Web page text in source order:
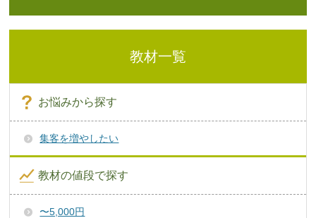
教材一覧
お悩みから探す
集客を増やしたい
教材の値段で探す
〜5,000円